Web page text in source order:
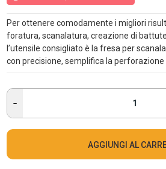
Per ottenere comodamente i migliori
foratura, scanalatura, creazione di
l’utensile consigliato è la fresa per
con precisione, semplifica la perforazione
AGGIUNGI AL